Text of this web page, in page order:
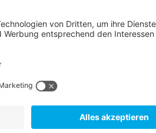
Umfangreiche
wie BSP-
Beispielcodes stehen